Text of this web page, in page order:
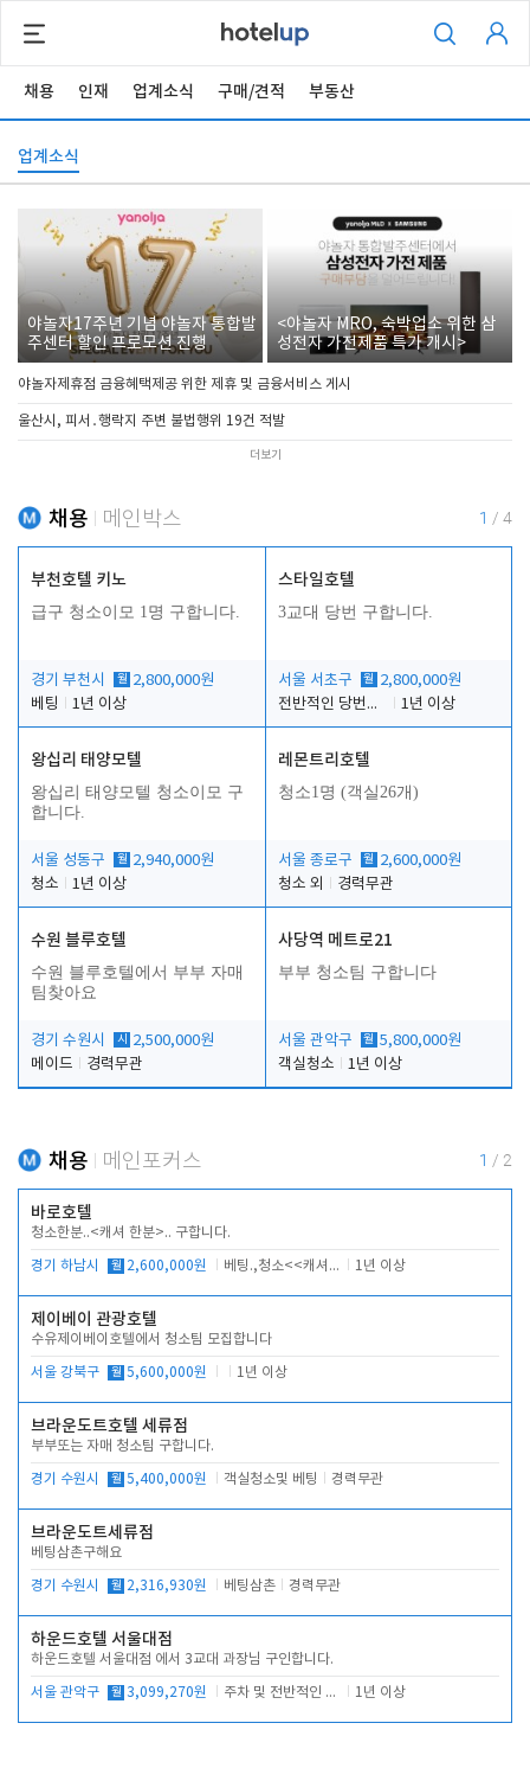
채용 인재 업계소식 구매/견적 부동산
업계소식
야놀자17주년 기념 야놀자 통합발
주센터 할인 프로모션 진행
<야놀자 MRO, 숙박업소 위한 삼
성전자 가전제품 특가 개시>
야놀자제휴점 금융혜택제공 위한 제휴 및 금융서비스 게시
울산시, 피서․행락지 주변 불법행위 19건 적발
더보기
채용 메인박스 1 / 4
부천호텔 키노
급구 청소이모 1명 구합니다.
경기 부천시 월 2,800,000원
베팅
1년 이상
스타일호텔
3교대 당번 구합니다.
서울 서초구 월 2,800,000원
전반적인 당번업무
1년 이상
왕십리 태양모텔
왕십리 태양모텔 청소이모 구
합니다.
서울 성동구 월 2,940,000원
청소
1년 이상
레몬트리호텔
청소1명 (객실26개)
서울 종로구 월 2,600,000원
청소 외
경력무관
수원 블루호텔
수원 블루호텔에서 부부 자매
팀찾아요
경기 수원시 시
2,500,000원
메이드
경력무관
사당역 메트로21
부부 청소팀 구합니다
서울 관악구 월 5,800,000원
객실청소
1년 이상
채용 메인포커스 1 / 2
바로호텔
청소한분..<캐셔 한분>.. 구합니다.
경기 하남시 월 2,600,000원 베팅.,청소<<캐셔 모셔봅니다. 1년 이상
제이베이 관광호텔
수유제이베이호텔에서 청소팀 모집합니다
서울 강북구 월 5,600,000원 1년 이상
브라운도트호텔 세류점
부부또는 자매 청소팀 구합니다.
경기 수원시 월 5,400,000원 객실청소및 베팅 경력무관
브라운도트세류점
베팅삼촌구해요
경기 수원시 월 2,316,930원 베팅삼촌 경력무관
하운드호텔 서울대점
하운드호텔 서울대점 에서 3교대 과장님 구인합니다.
서울 관악구 월 3,099,270원 주차 및 전반적인 당번업무 1년 이상